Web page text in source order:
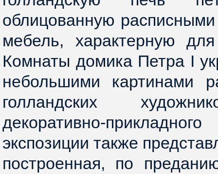
облицованную
мебель, характерную
Комнаты домика Петра I
небольшими картинами
голландских
декоративно-
экспозиции также
построенная, по